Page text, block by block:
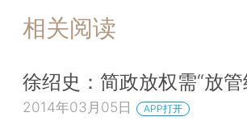
相关阅读
徐绍史：简政放权需“放管
2014年03月05日 APP打开